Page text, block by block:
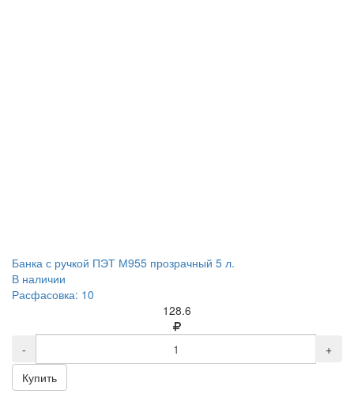
Банка с ручкой ПЭТ М955 прозрачный 5 л.
В наличии
Расфасовка: 10
128.6
-
+
Купить